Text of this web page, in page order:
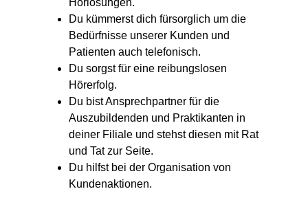
Du kümmerst dich fürsorglich um die
Bedürfnisse unserer Kunden und
Patienten auch telefonisch.
Du sorgst für eine reibungslosen
Hörerfolg.
Du bist Ansprechpartner für die
Auszubildenden und Praktikanten in
deiner Filiale und stehst diesen mit Rat
und Tat zur Seite.
Du hilfst bei der Organisation von
Kundenaktionen.